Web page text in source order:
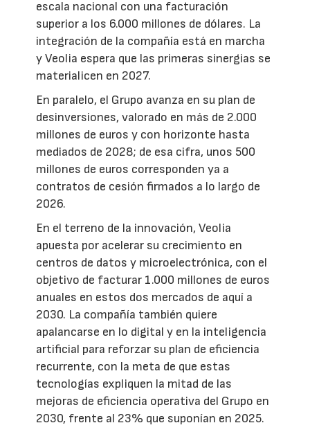
escala nacional con una facturación
superior a los 6.000 millones de dólares. La
integración de la compañía está en marcha
y Veolia espera que las primeras sinergias se
materialicen en 2027.
En paralelo, el Grupo avanza en su plan de
desinversiones, valorado en más de 2.000
millones de euros y con horizonte hasta
mediados de 2028; de esa cifra, unos 500
millones de euros corresponden ya a
contratos de cesión firmados a lo largo de
2026.
En el terreno de la innovación, Veolia
apuesta por acelerar su crecimiento en
centros de datos y microelectrónica, con el
objetivo de facturar 1.000 millones de euros
anuales en estos dos mercados de aquí a
2030. La compañía también quiere
apalancarse en lo digital y en la inteligencia
artificial para reforzar su plan de eficiencia
recurrente, con la meta de que estas
tecnologías expliquen la mitad de las
mejoras de eficiencia operativa del Grupo en
2030, frente al 23% que suponían en 2025.